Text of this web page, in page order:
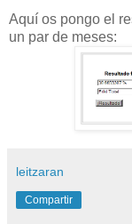
Aquí os pongo el
un par de meses:
leitzaran
Compartir